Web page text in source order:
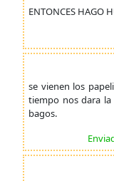
ENTONCES HAGO
se vienen los
tiempo nos dara
bagos.